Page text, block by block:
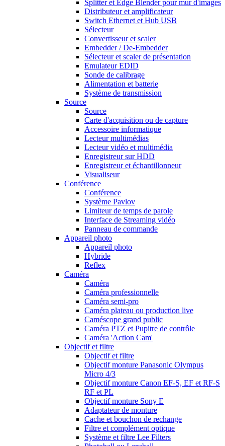
Splitter et Edge Blender pour mur d'images
Distributeur et amplificateur
Switch Ethernet et Hub USB
Sélecteur
Convertisseur et scaler
Embedder / De-Embedder
Sélecteur et scaler de présentation
Emulateur EDID
Sonde de calibrage
Alimentation et batterie
Système de transmission
Source
Source
Carte d'acquisition ou de capture
Accessoire informatique
Lecteur multimédias
Lecteur vidéo et multimédia
Enregistreur sur HDD
Enregistreur et échantillonneur
Visualiseur
Conférence
Conférence
Système Pavlov
Limiteur de temps de parole
Interface de Streaming vidéo
Panneau de commande
Appareil photo
Appareil photo
Hybride
Reflex
Caméra
Caméra
Caméra professionnelle
Caméra semi-pro
Caméra plateau ou production live
Caméscope grand public
Caméra PTZ et Pupitre de contrôle
Caméra 'Action Cam'
Objectif et filtre
Objectif et filtre
Objectif monture Panasonic Olympus
Micro 4/3
Objectif monture Canon EF-S, EF et RF-S
RF et PL
Objectif monture Sony E
Adaptateur de monture
Cache et bouchon de rechange
Filtre et complément optique
Système et filtre Lee Filters